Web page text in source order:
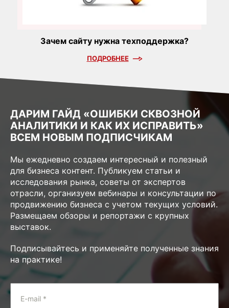
Зачем сайту нужна техподдержка?
ПОДРОБНЕЕ
ДАРИМ ГАЙД «ОШИБКИ СКВОЗНОЙ
АНАЛИТИКИ И КАК ИХ ИСПРАВИТЬ»
ВСЕМ НОВЫМ ПОДПИСЧИКАМ
Мы ежедневно создаем интересный и полезный
для бизнеса контент. Публикуем статьи и
исследования рынка, советы от экспертов
отрасли, организуем вебинары и консультации по
продвижению бизнеса с учетом текущих условий.
Размещаем обзоры и репортажи с крупных
выставок.
Подписывайтесь и применяйте полученные знания
на практике!
E-mail *